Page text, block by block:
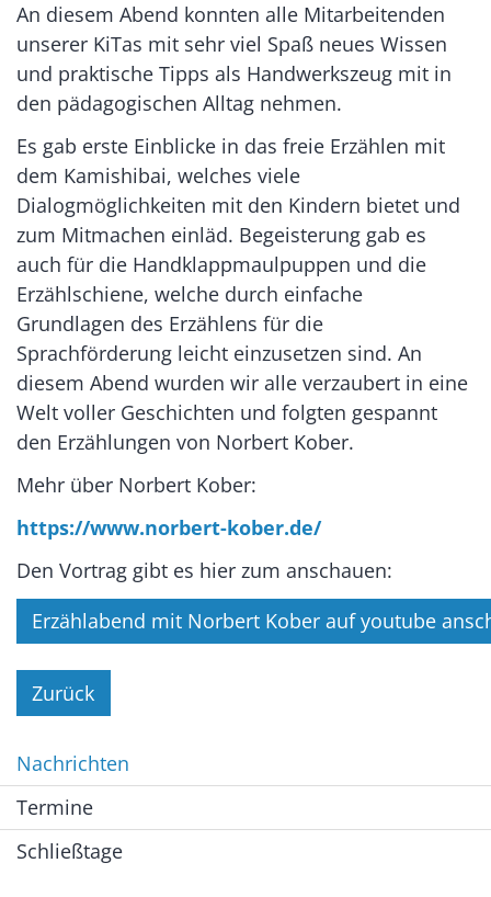
An diesem Abend konnten alle Mitarbeitenden
unserer KiTas mit sehr viel Spaß neues Wissen
und praktische Tipps als Handwerkszeug mit in
den pädagogischen Alltag nehmen.
Es gab erste Einblicke in das freie Erzählen mit
dem Kamishibai, welches viele
Dialogmöglichkeiten mit den Kindern bietet und
zum Mitmachen einläd. Begeisterung gab es
auch für die Handklappmaulpuppen und die
Erzählschiene, welche durch einfache
Grundlagen des Erzählens für die
Sprachförderung leicht einzusetzen sind. An
diesem Abend wurden wir alle verzaubert in eine
Welt voller Geschichten und folgten gespannt
den Erzählungen von Norbert Kober.
Mehr über Norbert Kober:
https://www.norbert-kober.de/
Den Vortrag gibt es hier zum anschauen:
Erzählabend mit Norbert Kober auf youtube
Zurück
Nachrichten
Termine
Schließtage